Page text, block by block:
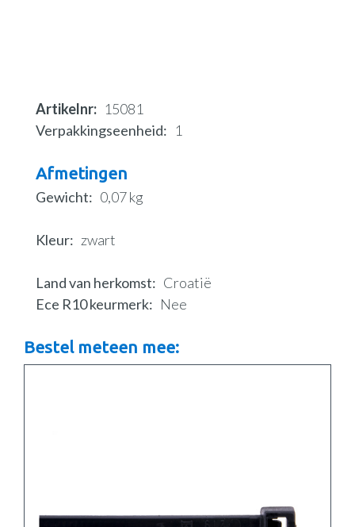
Artikelnr
15081
Verpakkingseenheid
1
Afmetingen
Gewicht 0,07 kg
Kleur zwart
Land van herkomst
Croatië
Ece R10 keurmerk
Nee
Bestel meteen mee: